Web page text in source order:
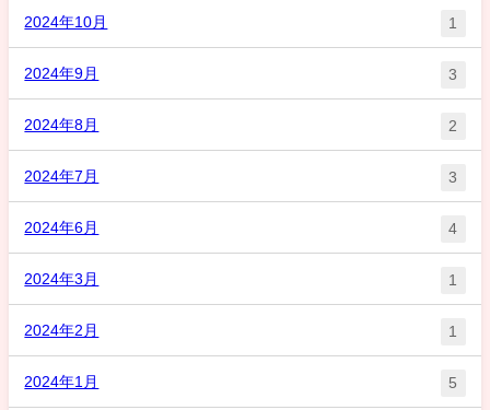
2024年10月 1
2024年9月 3
2024年8月 2
2024年7月 3
2024年6月 4
2024年3月 1
2024年2月 1
2024年1月 5